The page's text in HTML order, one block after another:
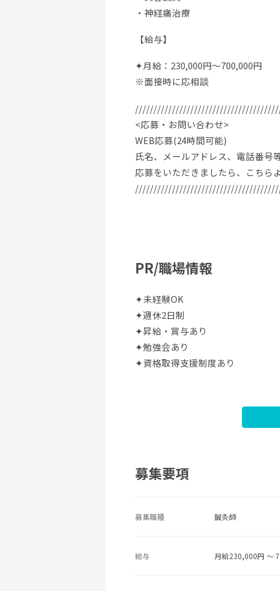
・神経痛治療
【給与】
✦月給：230,000円〜700,000円
※面接時に応相談
<応募・お問い合わせ>
WEB応募(24時間可能)
氏名、メールアドレス、電話番号
応募をいただきましたら、こちら
PR/職場情報
✦未経験OK
✦週休2日制
✦昇給・賞与あり
✦勉強会あり
✦資格取得支援制度あり
募集要項
募集職種 鍼灸師
給与 月給230,000円 ～